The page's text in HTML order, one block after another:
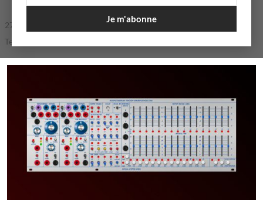
27 Mar |
Temps de lecture: 2 min
Je m'abonne